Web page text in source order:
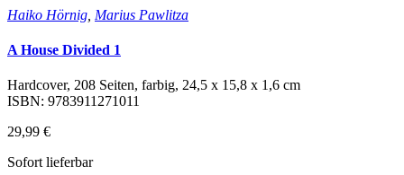
Haiko Hörnig Marius Pawlitza
A House Divided 1
Hardcover, 208 Seiten, farbig, 24,5 x 15,8 x 1,6 cm
ISBN: 9783911271011
29,99 €
Sofort lieferbar